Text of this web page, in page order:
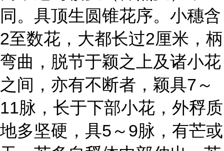
同。具顶生圆锥花序。小穗含
2至数花，大都长过2厘米，柄
弯曲，脱节于颖之上及诸小花
之间，亦有不断者，颖具7～
11脉，长于下部小花，外稃质
地多坚硬，具5～9脉，有芒或